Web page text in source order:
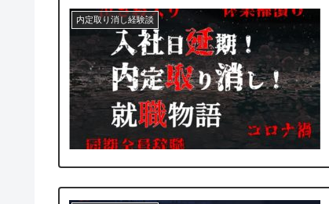
内定取り消し経験談